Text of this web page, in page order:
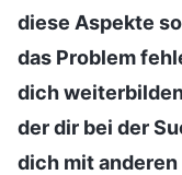
diese Aspekte
das Problem
dich
der dir bei der
dich mit